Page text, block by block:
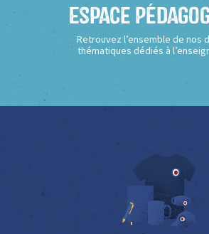
Espace
Retrouvez l’ensemble de nos
thématiques dédiés à